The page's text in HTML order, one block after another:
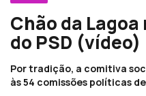
Chão da
do PSD (vídeo)
Por tradição, a comitiva
às 54 comissões políticas